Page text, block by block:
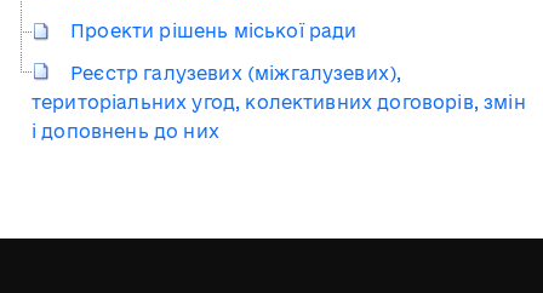
Проекти рішень міської ради
Реєстр галузевих (міжгалузевих),
територіальних угод, колективних договорів, змін
і доповнень до них